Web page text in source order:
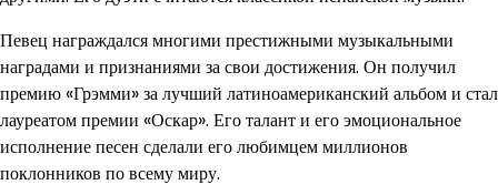
Певец награждался многими престижными музыкальными
наградами и признаниями за свои достижения. Он получил
премию «Грэмми» за лучший латиноамериканский альбом и стал
лауреатом премии «Оскар». Его талант и его эмоциональное
исполнение песен сделали его любимцем миллионов
поклонников по всему миру.